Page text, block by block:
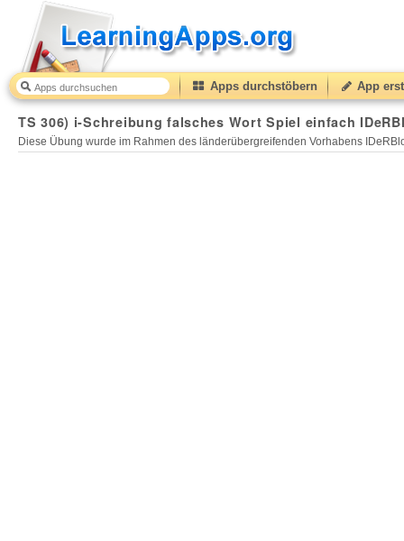
Apps durchstöbern App
TS 306) i-Schreibung falsches Wort Spiel einfach
Diese Übung wurde im Rahmen des länderübergreifenden Vorhabens